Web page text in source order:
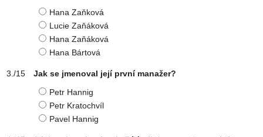
Hana Zaňková
Lucie Zaňáková
Hana Zaňáková
Hana Bártová
Jak se jmenoval její první manažer?
Petr Hannig
Petr Kratochvíl
Pavel Hannig